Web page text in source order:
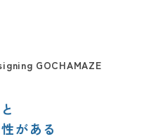
GOCHAMAZE
がある